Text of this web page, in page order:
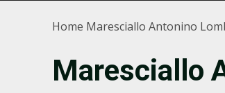
Home Maresciallo Antonino
Maresciallo